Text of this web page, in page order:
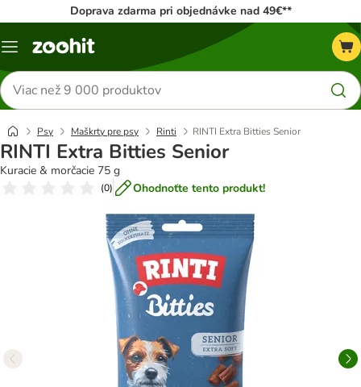
Doprava zdarma pri objednávke nad 49€**
Kategórie
Hľadať
produkty
Psy Maškrty pre psy Rinti RINTI Extra Bitties Senior
RINTI Extra Bitties Senior
Kuracie & morčacie 75 g
(0) Ohodnoťte tento produkt!